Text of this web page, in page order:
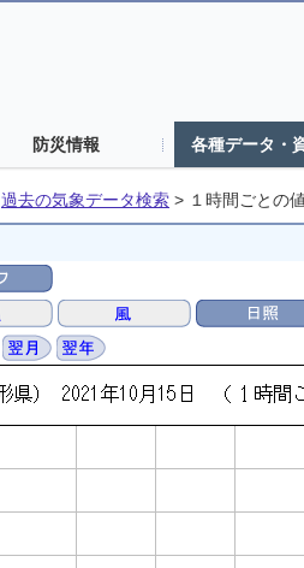
防災情報 各種データ・
過去の気象データ検索 > １時間ごとの